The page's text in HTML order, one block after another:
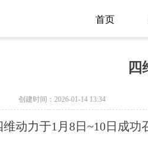
首页
四
创建时间： 2026-01-14 13:34
动力于1月8日~10日成